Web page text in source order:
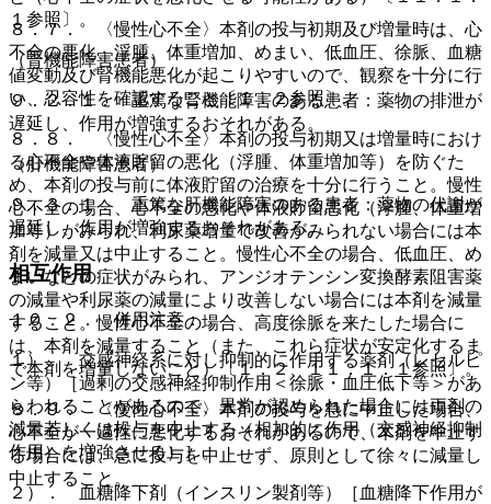
１参照〕。
（腎機能障害患者）
９．２．１． 重篤な腎機能障害のある患者：薬物の排泄が
遅延し、作用が増強するおそれがある。
（肝機能障害患者）
９．３．１． 重篤な肝機能障害のある患者：薬物の代謝が
遅延し、作用が増強するおそれがある。
相互作用
１０．２． 併用注意：
１）． 交感神経系に対し抑制的に作用する薬剤（レセルピ
ン等）［過剰の交感神経抑制作用＜徐脈・血圧低下等＞があ
らわれることがあるので、異常が認められた場合には両剤の
減量若しくは投与を中止する（相加的に作用（交感神経抑制
作用）を増強させる）］。
２）． 血糖降下剤（インスリン製剤等）［血糖降下作用が
８．７． 〈慢性心不全〉本剤の投与初期及び増量時は、心
不全の悪化、浮腫、体重増加、めまい、低血圧、徐脈、血糖
値変動及び腎機能悪化が起こりやすいので、観察を十分に行
い、忍容性を確認すること〔１．２参照〕。
８．８． 〈慢性心不全〉本剤の投与初期又は増量時におけ
る心不全や体液貯留の悪化（浮腫、体重増加等）を防ぐた
め、本剤の投与前に体液貯留の治療を十分に行うこと。慢性
心不全の場合、心不全の悪化や体液貯留悪化（浮腫、体重増
加等）がみられ、利尿薬増量で改善がみられない場合には本
剤を減量又は中止すること。慢性心不全の場合、低血圧、め
まいなどの症状がみられ、アンジオテンシン変換酵素阻害薬
の減量や利尿薬の減量により改善しない場合には本剤を減量
すること。慢性心不全の場合、高度徐脈を来たした場合に
は、本剤を減量すること（また、これら症状が安定化するま
で本剤を増量しないこと）〔１．２、１１．１．１参照〕。
８．９． 〈慢性心不全〉本剤の投与を急に中止した場合、
心不全が一過性に悪化するおそれがあるので、本剤を中止す
る場合には、急に投与を中止せず、原則として徐々に減量し
中止すること。